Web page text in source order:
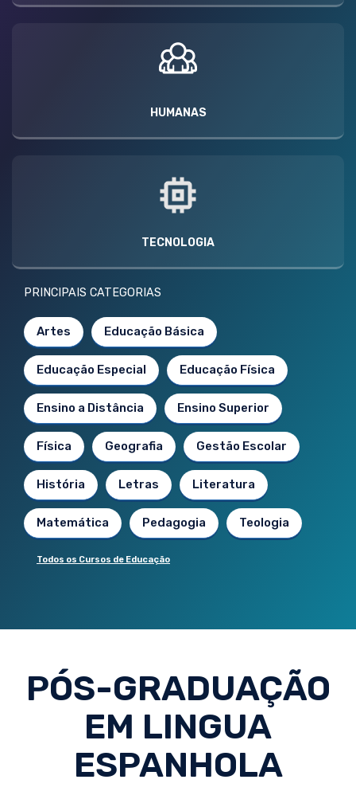
HUMANAS
TECNOLOGIA
PRINCIPAIS CATEGORIAS
Artes Educação Básica
Educação Especial Educação Física
Ensino a Distância Ensino Superior
Física Geografia Gestão Escolar
História Letras Literatura
Matemática Pedagogia Teologia
Todos os Cursos de Educação
PÓS-GRADUAÇÃO
EM LINGUA
ESPANHOLA